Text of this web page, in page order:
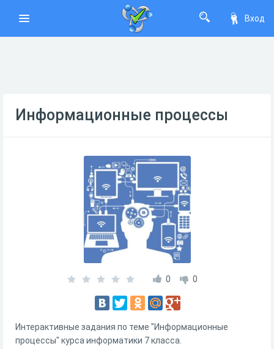
Вход
Информационные процессы
0 0
Интерактивные задания по теме "Информационные
процессы" курса информатики 7 класса.